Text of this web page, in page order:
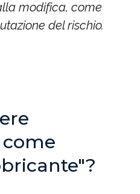
modifica, come
del rischio.